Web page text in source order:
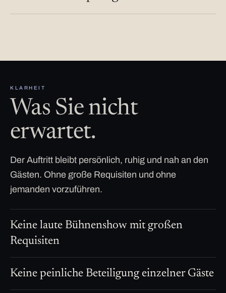
KLARHEIT
Was Sie nicht
erwartet.
Der Auftritt bleibt persönlich, ruhig und nah an den
Gästen. Ohne große Requisiten und ohne
jemanden vorzuführen.
Keine laute Bühnenshow mit großen
Requisiten
Keine peinliche Beteiligung einzelner Gäste